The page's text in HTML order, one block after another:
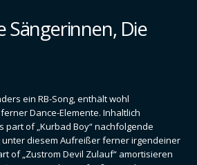
Sängerinnen, Die
ein RB-Song, enthält wohl
Dance-Elemente. Inhaltlich
part of „Kurbad Boy“ nachfolgende
diesem Aufreißer ferner irgendeiner
of „Zustrom Devil Zulauf“ amortisieren